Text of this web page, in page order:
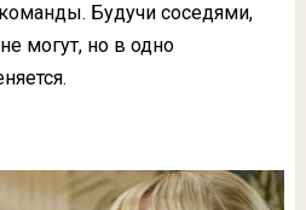
Будучи соседями,
могут, но в одно